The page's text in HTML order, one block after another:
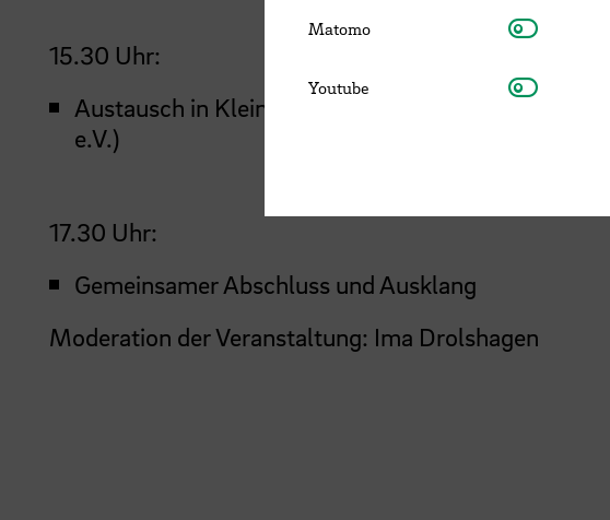
15.30 Uhr:
Austausch in Kleingruppen anhand der Methode
e.V.)
17.30 Uhr:
Gemeinsamer Abschluss und Ausklang
Moderation der Veranstaltung: Ima Drolshagen
Matomo Matomo
Youtube Youtube